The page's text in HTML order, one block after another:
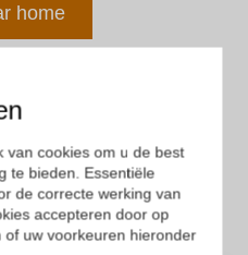
home
van cookies om u de best
te bieden. Essentiële
de correcte werking van
accepteren door op
uw voorkeuren hieronder